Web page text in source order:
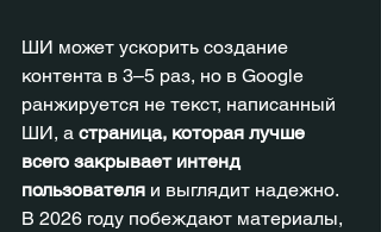
ШИ может ускорить создание
контента в 3–5 раз, но в Google
ранжируется не текст, написанный
ШИ, а страница, которая лучше
всего закрывает интенд
пользователя и выглядит надежно.
В 2026 году побеждают материалы,